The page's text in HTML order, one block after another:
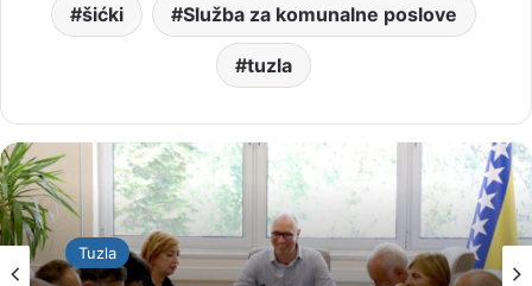
šićki Služba za komunalne poslove
tuzla
Tuzla